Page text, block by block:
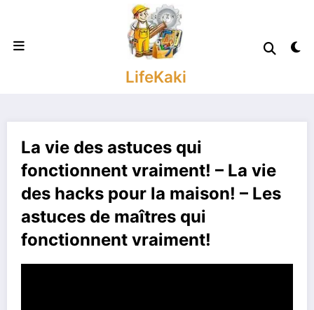
LifeKaki
La vie des astuces qui
fonctionnent vraiment! – La vie
des hacks pour la maison! – Les
astuces de maîtres qui
fonctionnent vraiment!